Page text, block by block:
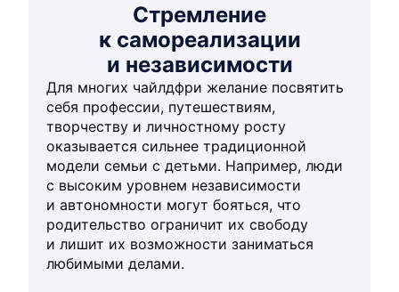
Стремление
к самореализации
и независимости
Для многих чайлдфри желание посвятить
себя профессии, путешествиям,
творчеству и личностному росту
оказывается сильнее традиционной
модели семьи с детьми. Например, люди
с высоким уровнем независимости
и автономности могут бояться, что
родительство ограничит их свободу
и лишит их возможности заниматься
любимыми делами.